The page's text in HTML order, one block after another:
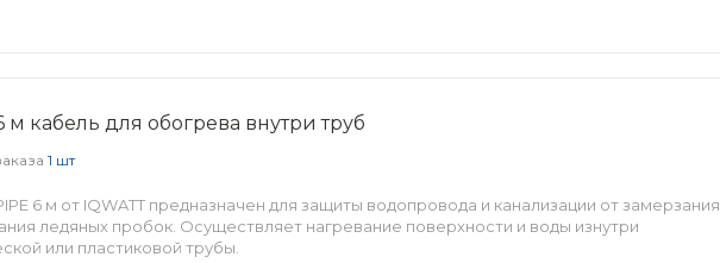
м кабель для обогрева внутри труб
1 шт
6 м от IQWATT предназначен для защиты водопровода и канализации от замерзания
ледяных пробок. Осуществляет нагревание поверхности и воды изнутри
или пластиковой трубы.